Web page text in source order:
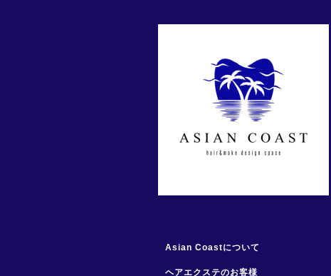
Asian Coastについて
ヘアエクステのお客様